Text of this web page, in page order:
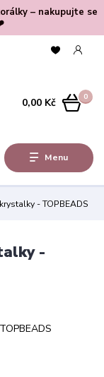
– nakupujte se
Menu
0
0,00 Kč
- TOPBEADS
-